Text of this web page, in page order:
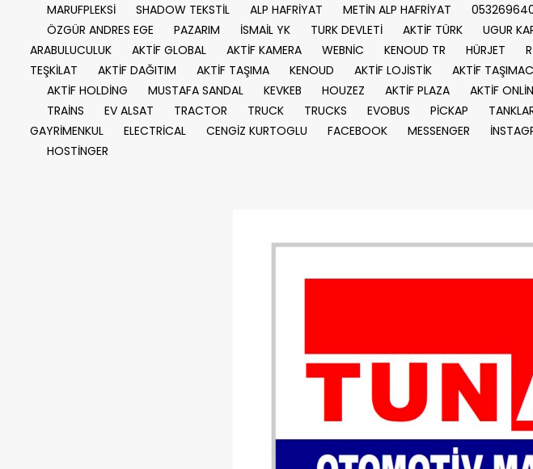
MARUFPLEKSİ
SHADOW TEKSTİL ALP HAFRİYAT METİN ALP HAFRİYAT
ÖZGÜR ANDRES EGE
PAZARIM İSMAİL YK TURK DEVLETİ AKTİF TÜRK UGUR
ARABULUCULUK
AKTİF GLOBAL AKTİF KAMERA WEBNİC KENOUD TR HÜRJET
TEŞKİLAT
AKTİF DAĞITIM AKTİF TAŞIMA KENOUD AKTİF LOJİSTİK AKTİF
AKTİF HOLDİNG
MUSTAFA SANDAL KEVKEB HOUZEZ AKTİF PLAZA AKTİF
TRAİNS
EV ALSAT TRACTOR TRUCK TRUCKS EVOBUS PİCKAP
GAYRİMENKUL
ELECTRİCAL CENGİZ KURTOGLU FACEBOOK MESSENGER
HOSTİNGER